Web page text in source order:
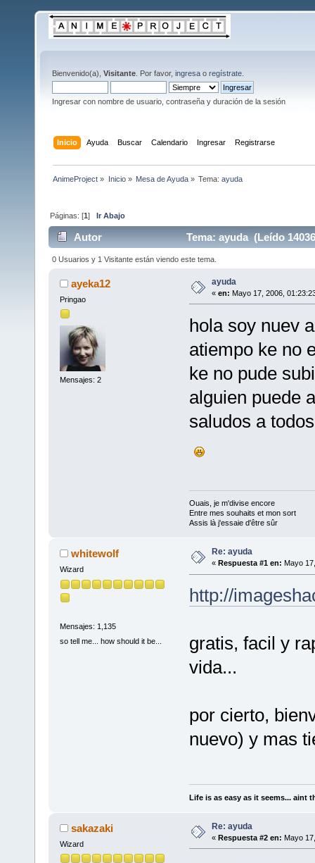
Bienvenido(a), Visitante . Por favor, ingresa o regístrate
Ingresar con nombre de usuario, contraseña y duración de la sesión
Inicio Ayuda Buscar Calendario Ingresar Registrarse
AnimeProject » Inicio» Mesa de Ayuda» Tema:ayuda
Páginas: [1]Ir Abajo
Autor Tema: ayuda (Leído
0 Usuarios y 1 Visitante están viendo este tema.
ayeka12
Pringao
Mensajes: 2
ayuda
« en: Mayo 17, 2006,
hola soy nuev
atiempo ke no
ke no pude
alguien puede
saludos a todos
Ouais, je m'divise encore
Entre mes souhaits et mon sort
Assis là j'essaie d'être sûr
whitewolf
Wizard
Mensajes: 1,135
so tell me... how should it be...
Re: ayuda
« Respuesta #1 en: Mayo
http://
gratis, facil y
vida...
por cierto,
nuevo) y mas
Life is as easy as it seems... aint
sakazaki
Wizard
Re: ayuda
« Respuesta #2 en: Mayo